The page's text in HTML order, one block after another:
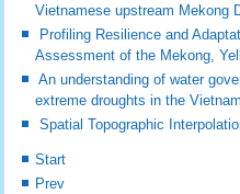
Vietnamese upstream Mekong
Profiling Resilience and
Assessment of the Mekong,
An understanding of water
extreme droughts in the
Spatial Topographic
Start
Prev